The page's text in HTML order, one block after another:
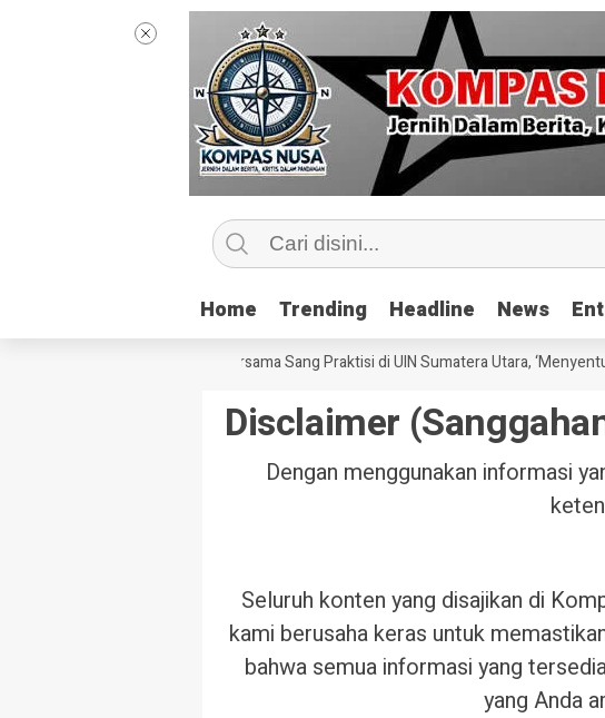
Home Trending Headline News
Home Trending Headline News
Mengintip Kelas Jurnalisme Bersama Sang Praktisi di UIN Sumatera Utara, ‘Menyentuh
Disclaimer
Dengan menggunakan informasi
Seluruh konten yang disajikan di
kami berusaha keras untuk
bahwa semua informasi yang
yang Anda